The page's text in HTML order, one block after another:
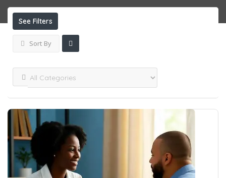
See Filters
Sort By